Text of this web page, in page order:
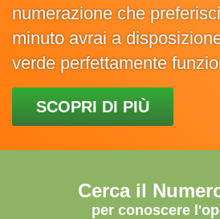
numerazione che
minuto avrai a
verde perfettamente
SCOPRI DI PIÙ
Cerca il
per conoscere